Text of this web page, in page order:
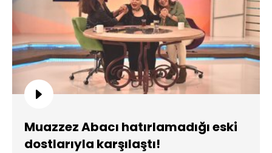
Muazzez Abacı hatırlamadığı eski
dostlarıyla karşılaştı!